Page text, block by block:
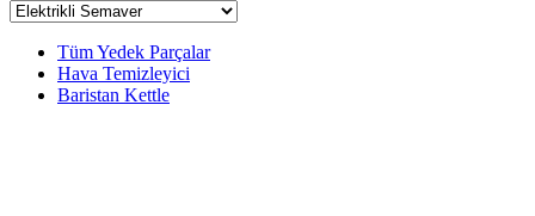
Tüm Yedek Parçalar
Hava Temizleyici
Baristan Kettle